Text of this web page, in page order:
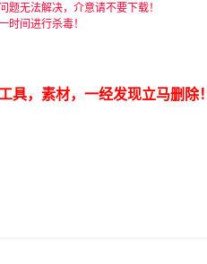
无法解决，介意请不要下载！
时间进行杀毒！
具，素材，一经发现立马删除！